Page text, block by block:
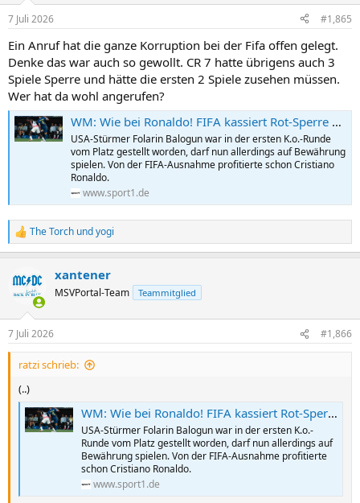
e
:
7 Juli 2026 #1,865
Ein Anruf hat die ganze Korruption bei der Fifa offen gelegt.
Denke das war auch so gewollt. CR 7 hatte übrigens auch 3
Spiele Sperre und hätte die ersten 2 Spiele zusehen müssen.
Wer hat da wohl angerufen?
WM: Wie bei Ronaldo! FIFA kassiert Rot-Sperre ein - Trump jubelt
USA-Stürmer Folarin Balogun war in der ersten K.o.-Runde
vom Platz gestellt worden, darf nun allerdings auf Bewährung
spielen. Von der FIFA-Ausnahme profitierte schon Cristiano
Ronaldo.
www.sport1.de
R
e
k
t
i
e
n
The Torch undyogi
xantener
MSVPortal-Team Teammitglied
7 Juli 2026 #1,866
ratzi schrieb:
(..)
WM: Wie bei Ronaldo! FIFA kassiert Rot-Sperre ein - Trump jubelt
USA-Stürmer Folarin Balogun war in der ersten K.o.-
Runde vom Platz gestellt worden, darf nun allerdings auf
Bewährung spielen. Von der FIFA-Ausnahme profitierte
schon Cristiano Ronaldo.
www.sport1.de